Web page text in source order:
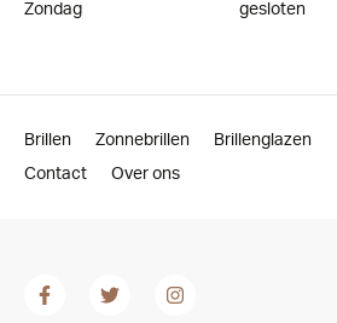
Zondag
gesloten
Brillen Zonnebrillen Brillenglazen
Contact
Over ons